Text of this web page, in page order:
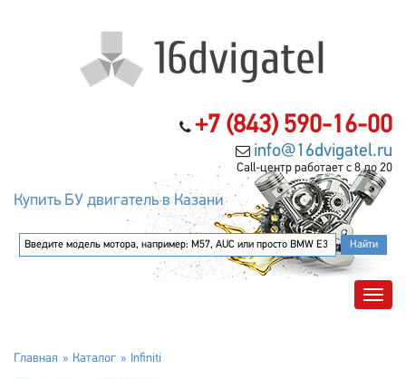
+7 (843) 590-16-00
info@16dvigatel.ru
Call-центр работает с 8 до 20
Купить БУ двигатель в Казани
Главная Каталог Infiniti